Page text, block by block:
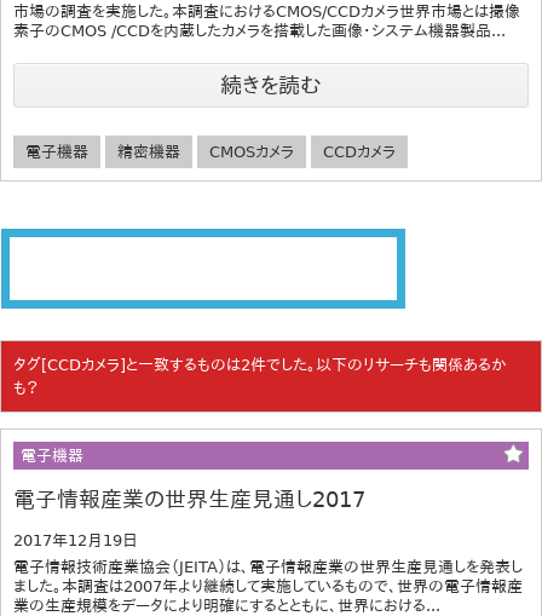
市場の調査を実施した。本調査におけるCMOS/CCDカメラ世界市場とは撮像
素子のCMOS /CCDを内蔵したカメラを搭載した画像・システム機器製品...
続きを読む
電子機器 精密機器 CMOSカメラ CCDカメラ
タグ[CCDカメラ]と一致するものは2件でした。以下のリサーチも関係あるか
も？
電子機器
電子情報産業の世界生産見通し2017
2017年12月19日
電子情報技術産業協会（JEITA）は、電子情報産業の世界生産見通しを発表し
ました。本調査は2007年より継続して実施しているもので、世界の電子情報産
業の生産規模をデータにより明確にするとともに、世界における...